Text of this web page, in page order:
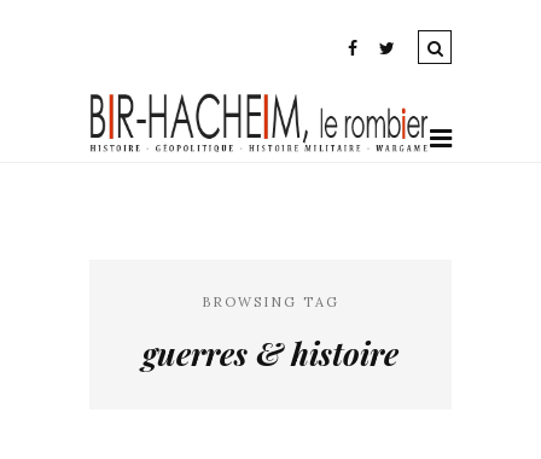
BROWSING TAG
guerres & histoire